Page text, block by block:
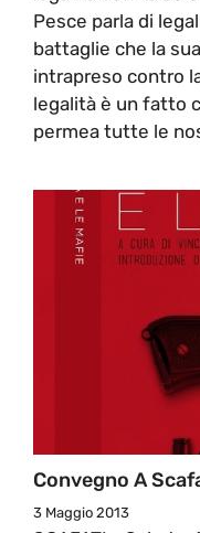
Pesce parla di
battaglie che la
intrapreso contro
legalità è un fatto
permea tutte le
Convegno A
3 Maggio 2013